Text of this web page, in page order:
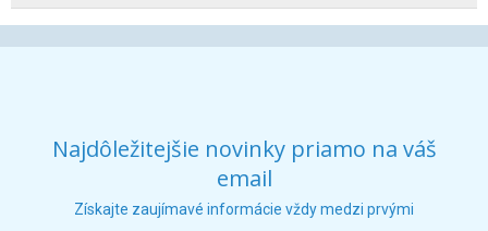
Najdôležitejšie novinky priamo na váš
email
Získajte zaujímavé informácie vždy medzi prvými